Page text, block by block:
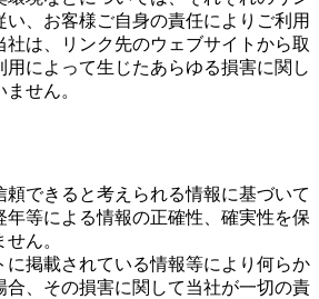
い、お客様ご自身の責任によりご利用
社は、リンク先のウェブサイトから取
によって生じたあらゆる損害に関し
せん。
頼できると考えられる情報に基づいて
年等による情報の正確性、確実性を保
ん。
に掲載されている情報等により何らか
合、その損害に関して当社が一切の責